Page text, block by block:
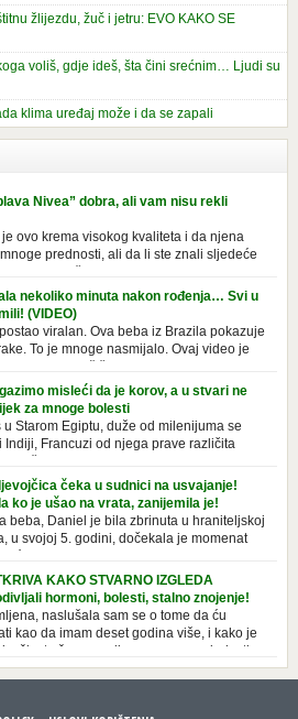
žlijezdu, žuč i jetru: EVO KAKO SE
voliš, gdje ideš, šta čini srećnim… Ljudi su
klima uređaj može i da se zapali
Nivea” dobra, ali vam nisu rekli
ovo krema visokog kvaliteta i da njena
prednosti, ali da li ste znali sljedeće
u klasičnoj, plavoj kutiji,
formule, jeste nezamenljiv inventar
Mnogi ljudi se ne odvajaju od nje, pa je
nekoliko minuta nakon rođenja… Svi u
(VIDEO)
viralan. Ova beba iz Brazila pokazuje
To je mnoge nasmijalo. Ovaj video je
Ne viđamo baš često ovakve korake kod
babica, pregledalo ga je preko 80
u čudu nakon što su vidjeli kako
misleći da je korov, a u stvari ne
za mnoge bolesti
u Starom Egiptu, duže od milenijuma se
Indiji, Francuzi od njega prave različita
Tušt je jednogodišnji, ali vrlo uporan
nastani u bašti ili dvorištu, teško ga se
čeka u sudnici na usvajanje!
ko je ušao na vrata, zanijemila je!
beba, Daniel je bila zbrinuta u hraniteljskoj
u svojoj 5. godini, dočekala je momenat
i njenu novu porodicu, ali je uskoro
socijalnom radniku koji poznaje
je […]
KAKO STVARNO IZGLEDA
hormoni, bolesti, stalno znojenje!
naslušala sam se o tome da ću
kao da imam deset godina više, i kako je
u životu žene, podloga za mnoge bolesti,
Violeta. “Kada sam napunila 48 godina,